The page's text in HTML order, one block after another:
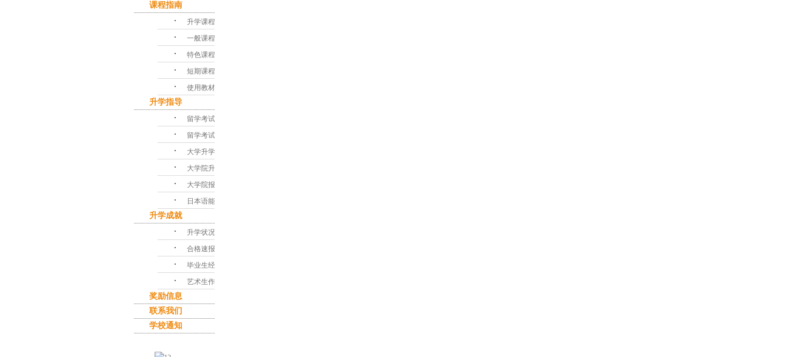
课程指南
･ 升学课程
･ 一般课程
･ 特色课程
･ 短期课程
･ 使用教材
升学指导
･ 留学考试对策
･ 留学考试问答
･ 大学升学指导
･ 大学院升学课程
･ 大学院报考指南
･ 日本语能力考试
升学成就
･ 升学状况
･ 合格速报
･ 毕业生经验谈
･ 艺术生作品集
奖励信息
联系我们
学校通知